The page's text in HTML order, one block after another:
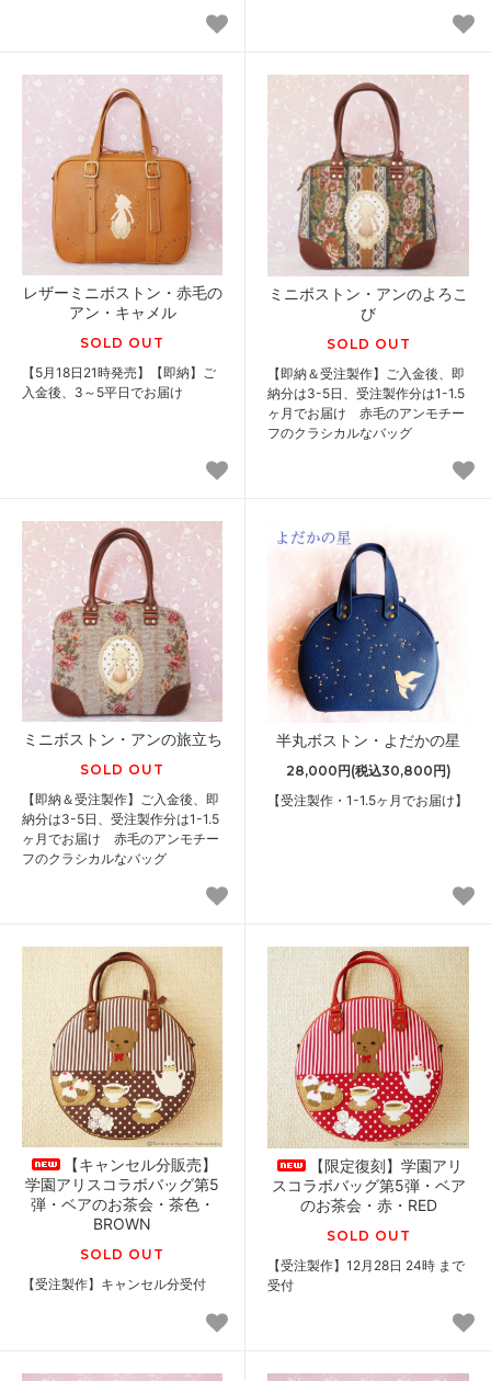
レザーミニボストン・赤毛の
アン・キャメル
SOLD OUT
【5月18日21時発売】【即納】ご
入金後、3～5平日でお届け
ミニボストン・アンのよろこ
び
SOLD OUT
【即納＆受注製作】ご入金後、即
納分は3-5日、受注製作分は1-1.5
ヶ月でお届け 赤毛のアンモチー
フのクラシカルなバッグ
ミニボストン・アンの旅立ち
SOLD OUT
【即納＆受注製作】ご入金後、即
納分は3-5日、受注製作分は1-1.5
ヶ月でお届け 赤毛のアンモチー
フのクラシカルなバッグ
半丸ボストン・よだかの星
28,000円(税込30,800円)
【受注製作・1-1.5ヶ月でお届け】
【キャンセル分販売】
学園アリスコラボバッグ第5
弾・ベアのお茶会・茶色・
BROWN
SOLD OUT
【受注製作】キャンセル分受付
【限定復刻】学園アリ
スコラボバッグ第5弾・ベア
のお茶会・赤・RED
SOLD OUT
【受注製作】12月28日 24時 まで
受付